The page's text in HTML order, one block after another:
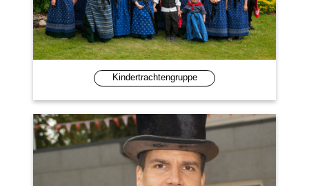
Kindertrachtengruppe